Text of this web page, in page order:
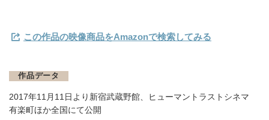
この作品の映像商品をAmazonで検索してみる
作品データ
2017年11月11日より新宿武蔵野館、ヒューマントラストシネマ
有楽町ほか全国にて公開